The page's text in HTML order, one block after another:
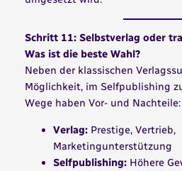
Schritt 11: Selbstverlag oder
Was ist die beste Wahl?
Neben der klassischen
Möglichkeit, im Selfpublishing
Wege haben Vor- und Nachteile:
Verlag:Prestige, Vertrieb,
Marketingunterstützung
Selfpublishing:Höhere